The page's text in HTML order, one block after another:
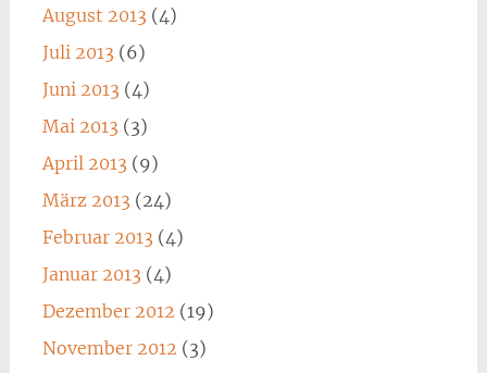
August 2013 (4)
Juli 2013 (6)
Juni 2013 (4)
Mai 2013 (3)
April 2013 (9)
März 2013 (24)
Februar 2013 (4)
Januar 2013 (4)
Dezember 2012 (19)
November 2012 (3)